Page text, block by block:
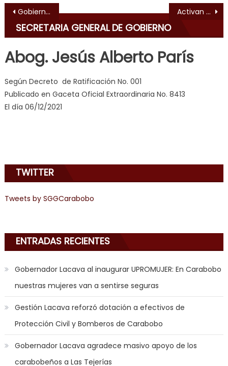
ह,
dancer
milf,
de
pono
doido ,
about
joys
of
i
am
the
mood
to
play
jerk
off
game
Navegación de entradas
Gobierno Bolivariano inició rehabilitación integral del Liceo Pedro Gual de Valencia Activan Plan Avalancha en Hospital Materno-Infantil “Dr. José María Vargas” de Valencia
SECRETARIA GENERAL DE GOBIERNO
Abog. Jesús Alberto París
Según Decreto de Ratificación No. 001
Publicado en Gaceta Oficial Extraordinaria No. 8413
El día 06/12/2021
TWITTER
Tweets by SGGCarabobo
ENTRADAS RECIENTES
Gobernador Lacava al inaugurar UPROMUJER: En Carabobo
nuestras mujeres van a sentirse seguras
Gestión Lacava reforzó dotación a efectivos de
Protección Civil y Bomberos de Carabobo
Gobernador Lacava agradece masivo apoyo de los
carabobeños a Las Tejerías